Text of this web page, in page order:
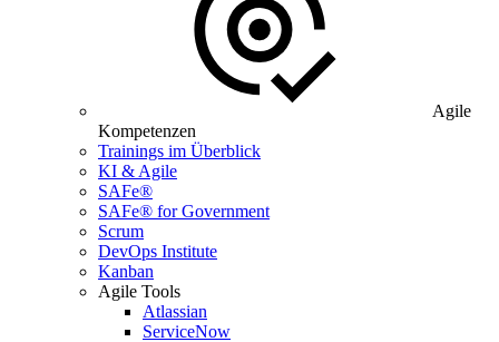
Agile
Kompetenzen
Trainings im Überblick
KI & Agile
SAFe®
SAFe® for Government
Scrum
DevOps Institute
Kanban
Agile Tools
Atlassian
ServiceNow